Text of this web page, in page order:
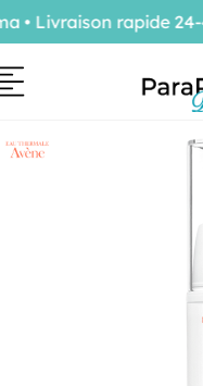
Livraison rapide 24-